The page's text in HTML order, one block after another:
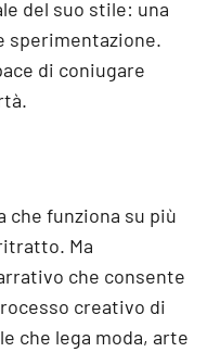
del suo stile: una
sperimentazione.
di coniugare
che funziona su più
Ma
che consente
creativo di
che lega moda, arte